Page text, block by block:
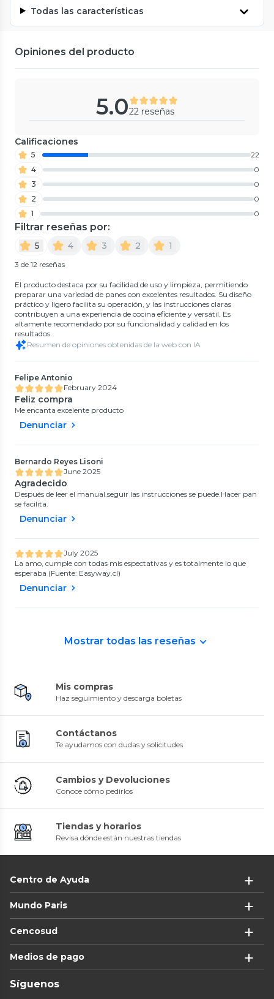
Todas las características
Opiniones del producto
5.022 reseñas
Calificaciones
5
22
4
0
3
0
2
0
1
0
Filtrar reseñas por:
5 4 3 2 1
3 de 12 reseñas
El producto destaca por su facilidad de uso y limpieza, permitiendo
preparar una variedad de panes con excelentes resultados. Su diseño
práctico y ligero facilita su operación, y las instrucciones claras
contribuyen a una experiencia de cocina eficiente y versátil. Es
altamente recomendado por su funcionalidad y calidad en los
resultados.
Resumen de opiniones obtenidas de la web con IA
Felipe Antonio
February 2024
Feliz compra
Me encanta excelente producto
Denunciar
Bernardo Reyes Lisoni
June 2025
Agradecido
Después de leer el manual,seguir las instrucciones se puede.Hacer pan
se facilita.
Denunciar
July 2025
La amo, cumple con todas mis espectativas y es totalmente lo que
esperaba (Fuente: Easyway.cl)
Denunciar
Mostrar todas las reseñas
Mis compras
Haz seguimiento y descarga boletas
Contáctanos
Te ayudamos con dudas y solicitudes
Cambios y Devoluciones
Conoce cómo pedirlos
Tiendas y horarios
Revisa dónde están nuestras tiendas
Centro de Ayuda
Mundo Paris
Cencosud
Medios de pago
Síguenos